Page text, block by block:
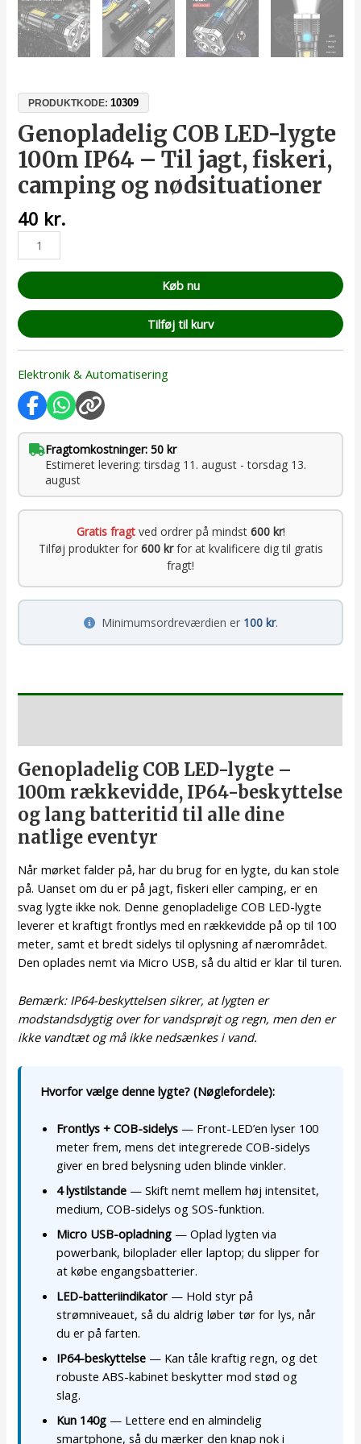
PRODUKTKODE:10309
Genopladelig COB LED-lygte
100m IP64 – Til jagt, fiskeri,
camping og nødsituationer
40 kr.
Køb nu
Tilføj til kurv
Elektronik & Automatisering
Fragtomkostninger: 50 kr
Estimeret levering: tirsdag 11. august - torsdag 13.
august
Gratis fragtved ordrer på mindst 600 kr!
Tilføj produkter for 600 krfor at kvalificere dig til gratis
fragt!
Minimumsordreværdien er 100 kr.
Genopladelig COB LED-lygte –
100m rækkevidde, IP64-beskyttelse
og lang batteritid til alle dine
natlige eventyr
Når mørket falder på, har du brug for en lygte, du kan stole
på. Uanset om du er på jagt, fiskeri eller camping, er en
svag lygte ikke nok. Denne genopladelige COB LED-lygte
leverer et kraftigt frontlys med en rækkevidde på op til 100
meter, samt et bredt sidelys til oplysning af nærområdet.
Den oplades nemt via Micro USB, så du altid er klar til turen.
Bemærk: IP64-beskyttelsen sikrer, at lygten er
modstandsdygtig over for vandsprøjt og regn, men den er
ikke vandtæt og må ikke nedsænkes i vand.
Hvorfor vælge denne lygte? (Nøglefordele):
Frontlys + COB-sidelys — Front-LED’en lyser 100
meter frem, mens det integrerede COB-sidelys
giver en bred belysning uden blinde vinkler.
4 lystilstande — Skift nemt mellem høj intensitet,
medium, COB-sidelys og SOS-funktion.
Micro USB-opladning — Oplad lygten via
powerbank, biloplader eller laptop; du slipper for
at købe engangsbatterier.
LED-batteriindikator — Hold styr på
strømniveauet, så du aldrig løber tør for lys, når
du er på farten.
IP64-beskyttelse — Kan tåle kraftig regn, og det
robuste ABS-kabinet beskytter mod stød og
slag.
Kun 140g — Lettere end en almindelig
smartphone, så du mærker den knap nok i